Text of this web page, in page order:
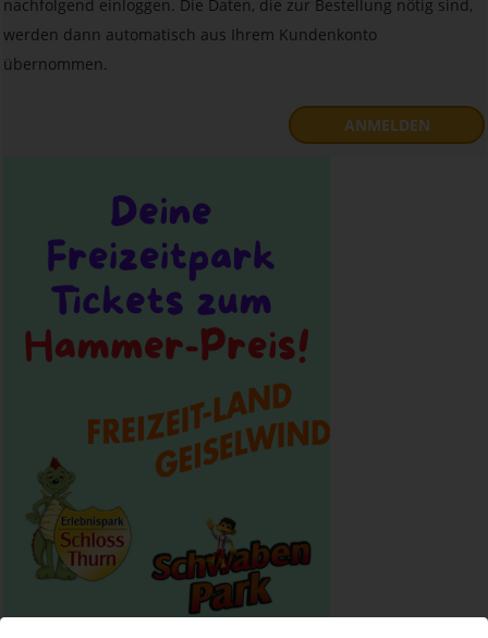
nachfolgend einloggen. Die Daten, die zur Bestellung nötig sind,
werden dann automatisch aus Ihrem Kundenkonto
übernommen.
ANMELDEN